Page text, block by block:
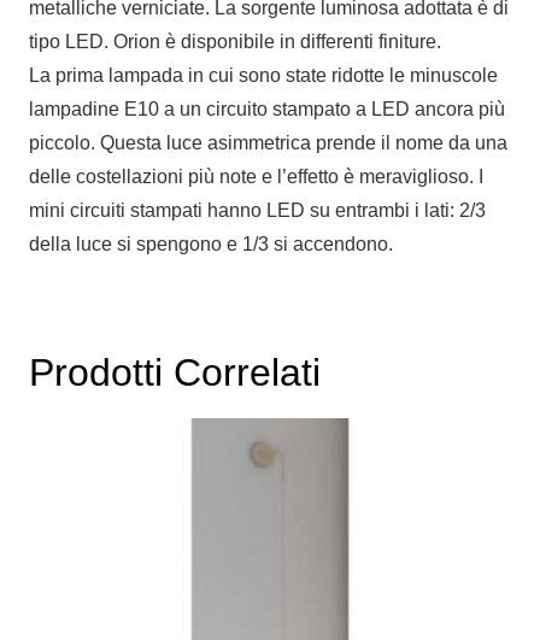
metalliche verniciate. La sorgente luminosa adottata è di
tipo LED. Orion è disponibile in differenti finiture.
La prima lampada in cui sono state ridotte le minuscole
lampadine E10 a un circuito stampato a LED ancora più
piccolo. Questa luce asimmetrica prende il nome da una
delle costellazioni più note e l’effetto è meraviglioso. I
mini circuiti stampati hanno LED su entrambi i lati: 2/3
della luce si spengono e 1/3 si accendono.
Prodotti Correlati